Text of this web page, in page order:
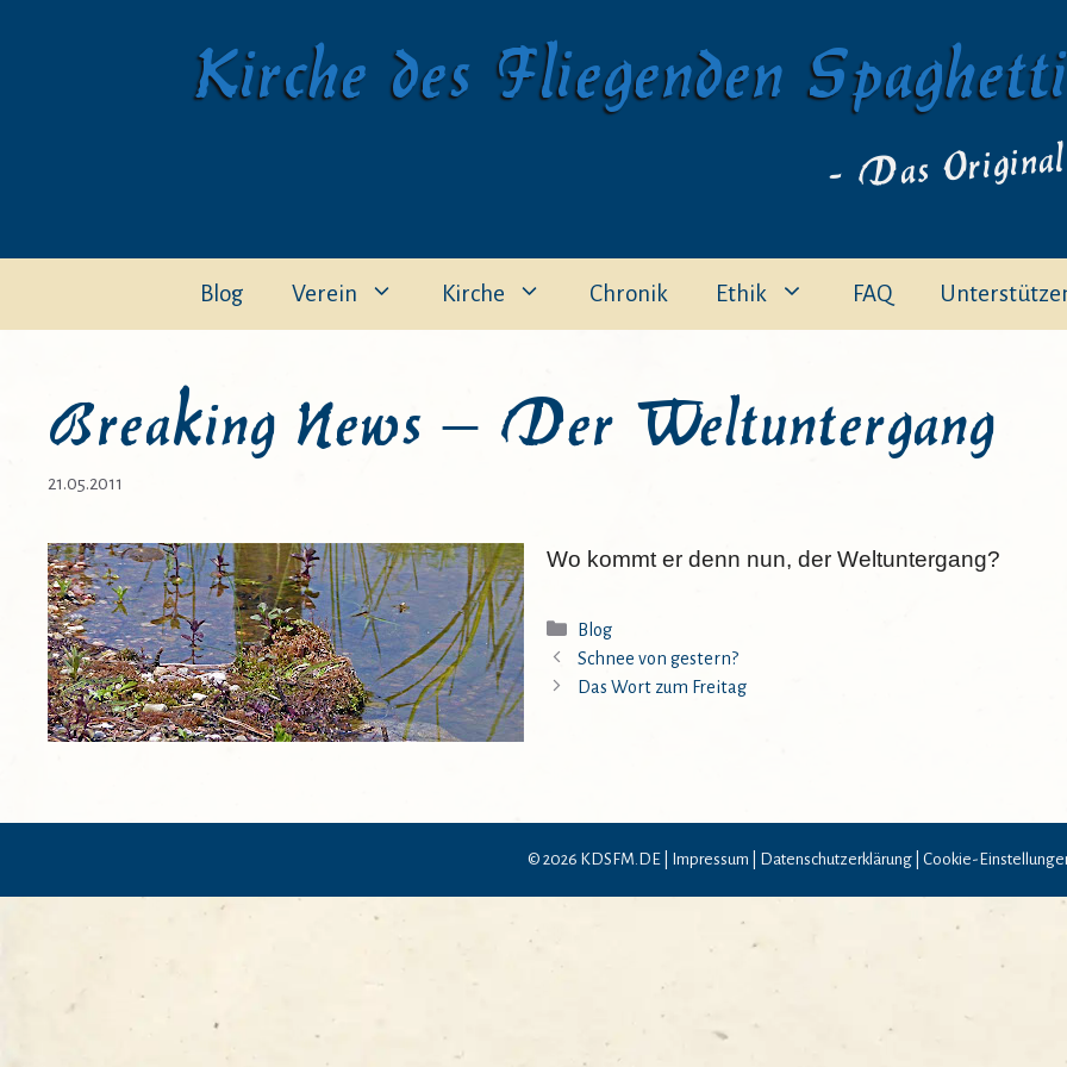
Kirche des Fliegenden
- Das
Blog Verein Kirche Chronik Ethik FAQ
Breaking News – Der Weltuntergang
21.05.2011
Wo kommt er denn nun, der Weltuntergang?
Kategorien
Blog
Schnee von gestern?
Das Wort zum Freitag
© 2026 KDSFM.DE | Impressum Datenschutzerklärung Cookie-